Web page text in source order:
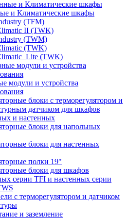
и Климатические шкафы
(TFM)
II (TWK)
(TWM)
(TWK)
(TWK)
модули и устройства
блоки с терморегулятором и
датчиком для шкафов
и настенных
блоки для напольных
блоки для настенных
полки 19"
блоки для шкафов
серии TFI и настенных серии
с терморегулятором и датчиком